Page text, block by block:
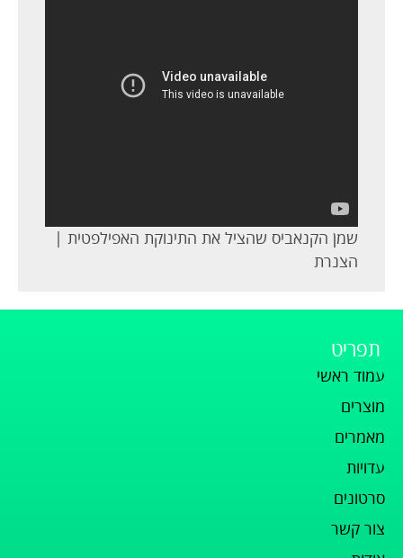
שמן הקנאביס שהציל את התינוקת האפילפטית |
הצנרת
תפריט
עמוד ראשי
מוצרים
מאמרים
עדויות
סרטונים
צור קשר